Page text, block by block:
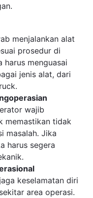
menjalankan alat
prosedur di
harus menguasai
jenis alat, dari
wajib
memastikan tidak
masalah. Jika
harus segera
keselamatan diri
area operasi.